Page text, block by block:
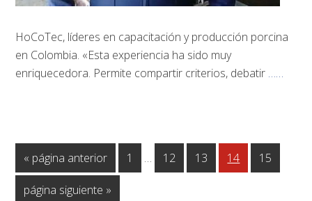
HoCoTec, líderes en capacitación y producción porcina
en Colombia. «Esta experiencia ha sido muy
enriquecedora. Permite compartir criterios, debatir ……
« Ir
a
la
página anterior Página
1
Páginas
intermedias
… Página
12 Página
13 Página
14 Página
15
Ir
página siguiente »